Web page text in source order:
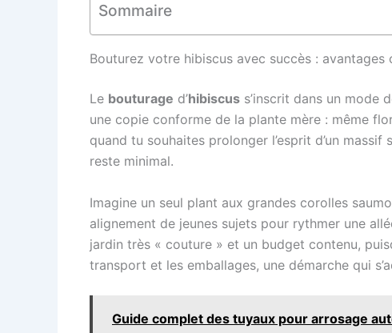
Sommaire
Bouturez votre hibiscus avec succès :
Le bouturage d’hibiscus s’inscrit dans un mode
une copie conforme de la plante mère : même
quand tu souhaites prolonger l’esprit d’un
reste minimal.
Imagine un seul plant aux grandes corolles
alignement de jeunes sujets pour rythmer une
jardin très « couture » et un budget contenu,
transport et les emballages, une démarche qui
Guide complet des tuyaux pour arrosage